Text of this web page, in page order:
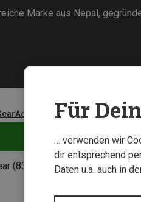
Marke aus Nepal,
Accessoires
(83)
Für
… verwenden wir
dir entsprechend
Daten u.a. auch in